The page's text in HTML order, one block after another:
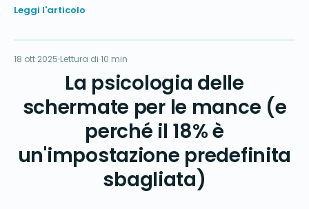
Leggi l'articolo
PAGAMENTI
%
18 ott 2025 Lettura di 10 min
La psicologia delle
schermate per le mance (e
perché il 18% è
un'impostazione predefinita
sbagliata)